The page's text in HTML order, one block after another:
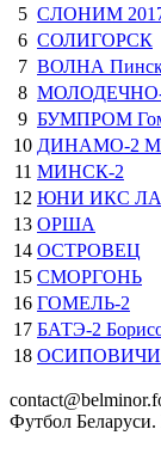
5 СЛОНИМ
6 СОЛИГОРСК
7 ВОЛНА
8 МОЛОДЕЧНО-
9 БУМПРОМ
10 ДИНАМО-2
11 МИНСК-2
12 ЮНИ ИКС
13 ОРША
14 ОСТРОВЕЦ
15 СМОРГОНЬ
16 ГОМЕЛЬ-2
17 БАТЭ-2
18 ОСИПОВИЧИ
Футбол